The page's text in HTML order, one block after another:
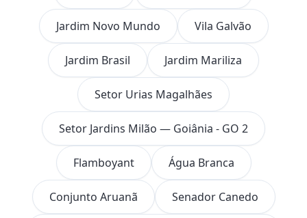
Jardim Novo Mundo Vila Galvão
Jardim Brasil Jardim Mariliza
Setor Urias Magalhães
Setor Jardins Milão — Goiânia - GO 2
Flamboyant Água Branca
Conjunto Aruanã Senador Canedo